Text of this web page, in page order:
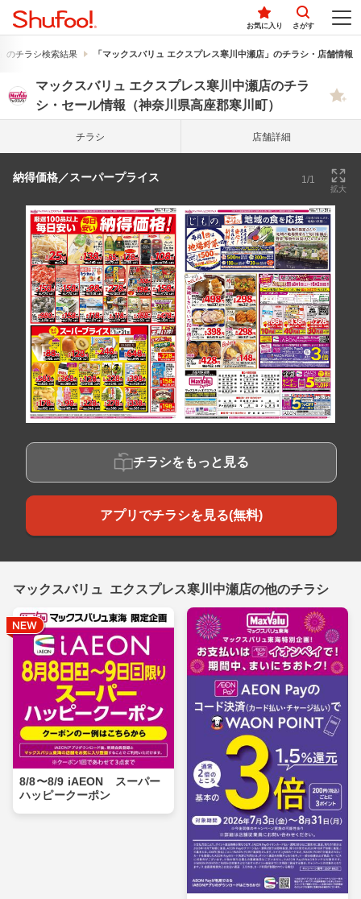
お気に入り さがす
のチラシ検索結果 「マックスバリュ エクスプレス寒川中瀬店」のチラシ・店舗情報
マックスバリュ エクスプレス寒川中瀬店のチラ
シ・セール情報（神奈川県高座郡寒川町）
チラシ 店舗詳細
納得価格／スーパープライス 1/1
拡大
チラシをもっと見る
アプリでチラシを見る(無料)
マックスバリュ エクスプレス寒川中瀬店の他のチラシ
8/8〜8/9 iAEON スーパー
ハッピークーポン